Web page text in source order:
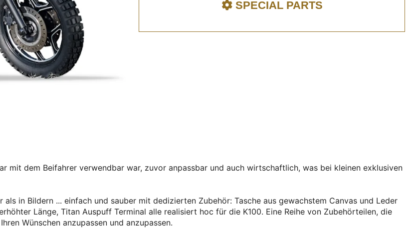
SPECIAL PARTS
mit dem Beifahrer verwendbar war, zuvor anpassbar und auch wirtschaftlich, was bei kleinen exklusiven
in Bildern ... einfach und sauber mit dedizierten Zubehör: Tasche aus gewachstem Canvas und Leder
Länge, Titan Auspuff Terminal alle realisiert hoc für die K100. Eine Reihe von Zubehörteilen, die
Wünschen anzupassen und anzupassen.